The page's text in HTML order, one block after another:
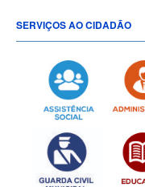
SERVIÇOS AO CIDADÃO